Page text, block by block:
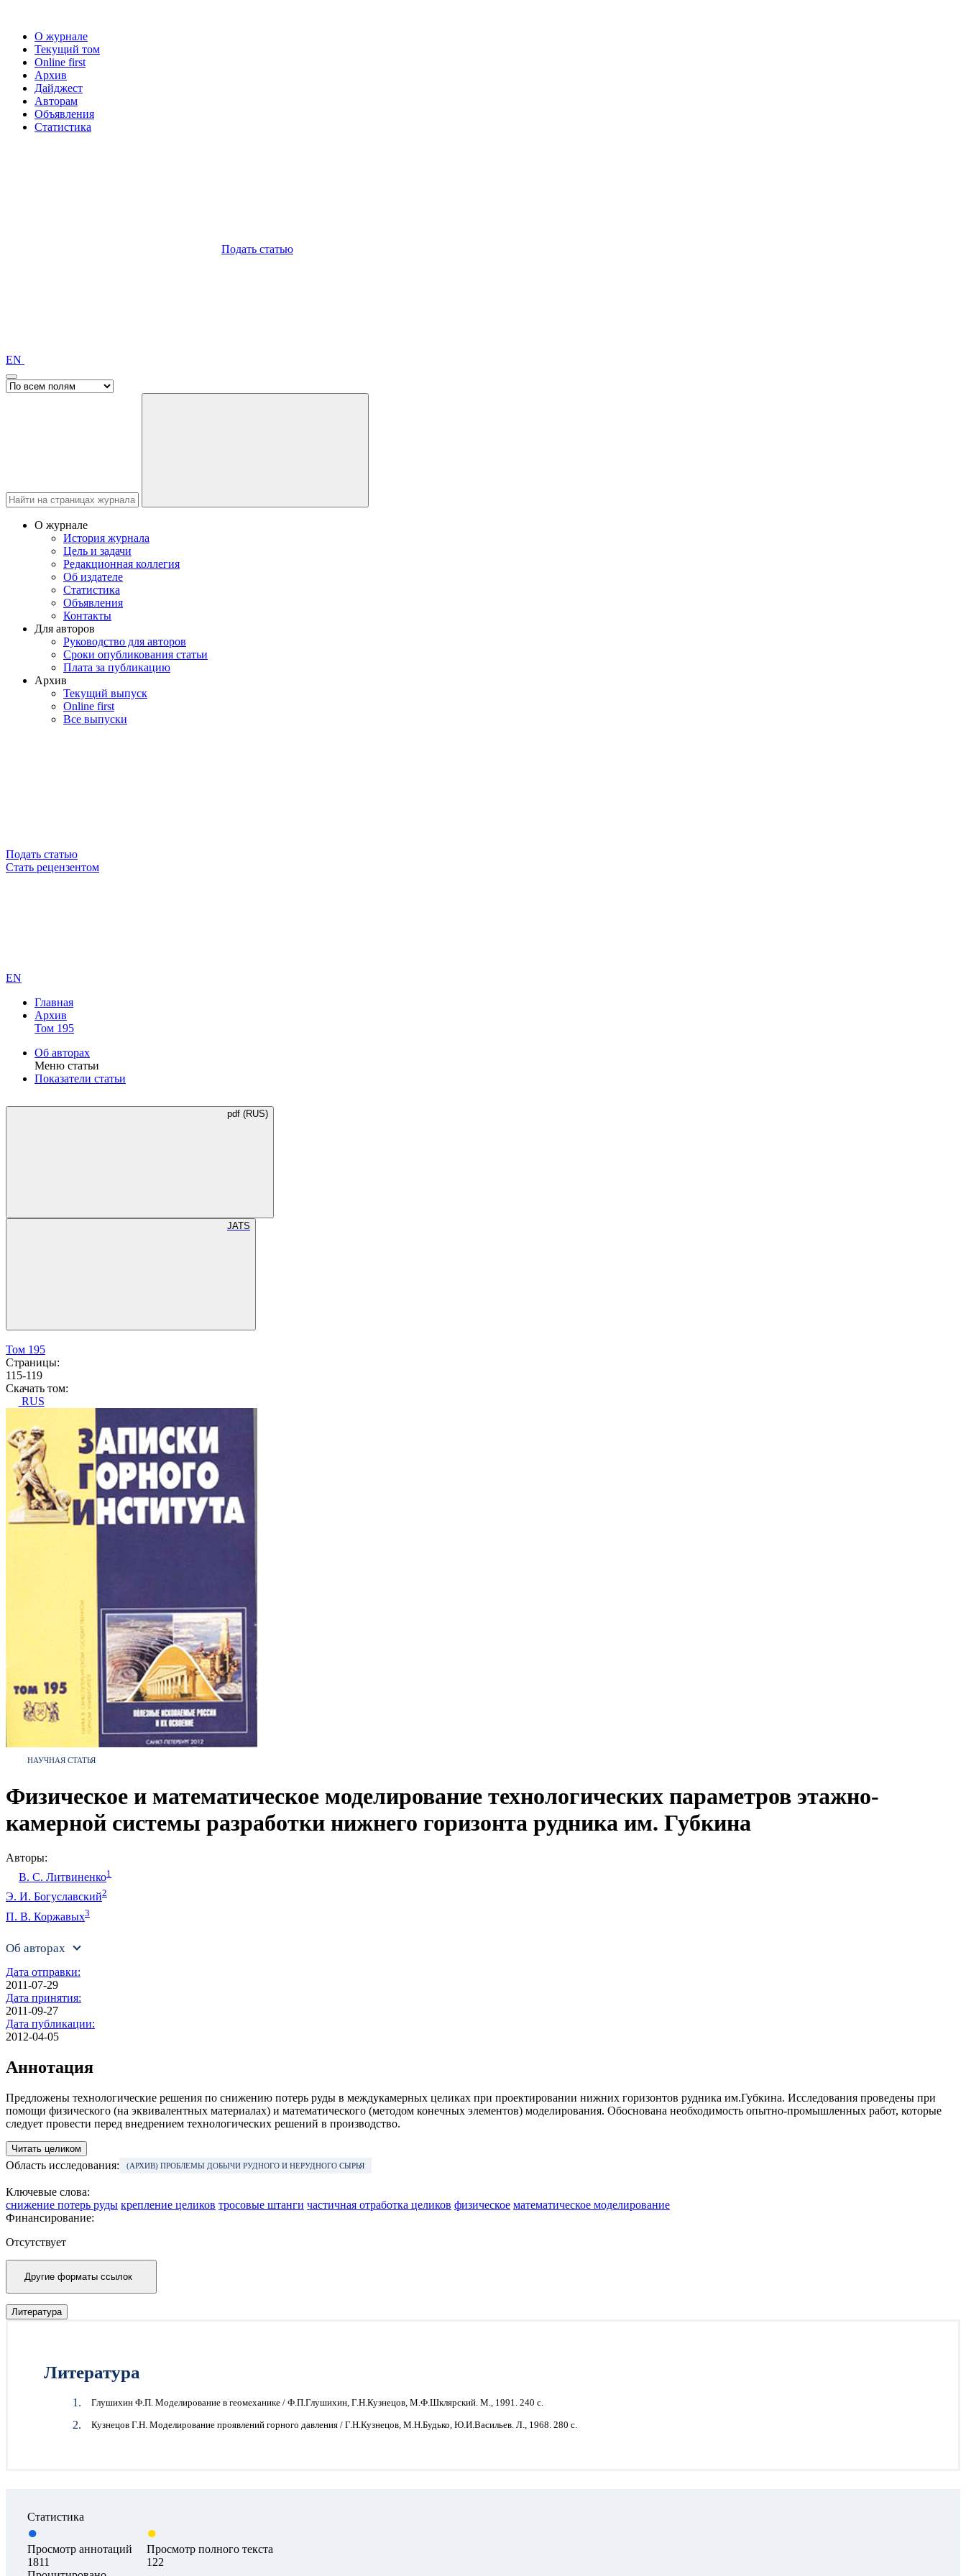
О журнале
Текущий том
Online first
Архив
Дайджест
Авторам
Объявления
Статистика
Подать статью
EN
О журнале
История журнала
Цель и задачи
Редакционная коллегия
Об издателе
Статистика
Объявления
Контакты
Для авторов
Руководство для авторов
Сроки опубликования статьи
Плата за публикацию
Архив
Текущий выпуск
Online first
Все выпуски
Подать статью
Стать рецензентом
EN
Главная
Архив
Том 195
Об авторах
Меню статьи
Показатели статьи
pdf (RUS)
JATS
Том 195
Страницы:
115-119
Скачать том:
RUS
НАУЧНАЯ СТАТЬЯ
Физическое и математическое моделирование технологических параметров этажно-
камерной системы разработки нижнего горизонта рудника им. Губкина
Авторы:
В. С. Литвиненко1
Э. И. Богуславский2
П. В. Коржавых3
Об авторах
Дата отправки:
2011-07-29
Дата принятия:
2011-09-27
Дата публикации:
2012-04-05
Аннотация
Предложены технологические решения по снижению потерь руды в междукамерных целиках при проектировании нижних горизонтов рудника им.Губкина. Исследования проведены при
помощи физического (на эквивалентных материалах) и математического (методом конечных элементов) моделирования. Обоснована необходимость опытно-промышленных работ, которые
следует провести перед внедрением технологических решений в производство.
Читать целиком
Область исследования: (АРХИВ) ПРОБЛЕМЫ ДОБЫЧИ РУДНОГО И НЕРУДНОГО СЫРЬЯ
Ключевые слова:
снижение потерь руды крепление целиков тросовые штанги частичная отработка целиков физическое математическое моделирование
Финансирование:
Отсутствует
Другие форматы ссылок
Литература
Литература
Глушихин Ф.П. Моделирование в геомеханике / Ф.П.Глушихин, Г.Н.Кузнецов, М.Ф.Шклярский. М., 1991. 240 с.
Кузнецов Г.Н. Моделирование проявлений горного давления / Г.Н.Кузнецов, М.Н.Будько, Ю.И.Васильев. Л., 1968. 280 с.
Статистика
Просмотр аннотаций
1811
Просмотр полного текста
122